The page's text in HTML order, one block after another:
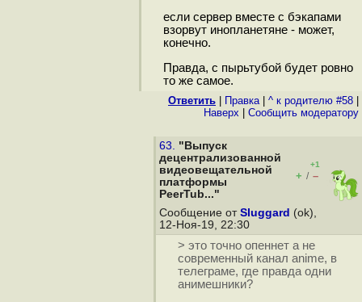
если сервер вместе с бэкапами
взорвут инопланетяне - может,
конечно.
Правда, с пырьтубой будет ровно
то же самое.
Ответить Правка| ^ к родителю #58
Наверх
Cообщить модератору
63. "Выпуск
децентрализованной
видеовещательной
платформы
PeerTub..."
+1
+ / –
Сообщение от Sluggard (ok),
12-Ноя-19, 22:30
> это точно опеннет а не
современный канал anime, в
телеграме, где правда одни
анимешники?